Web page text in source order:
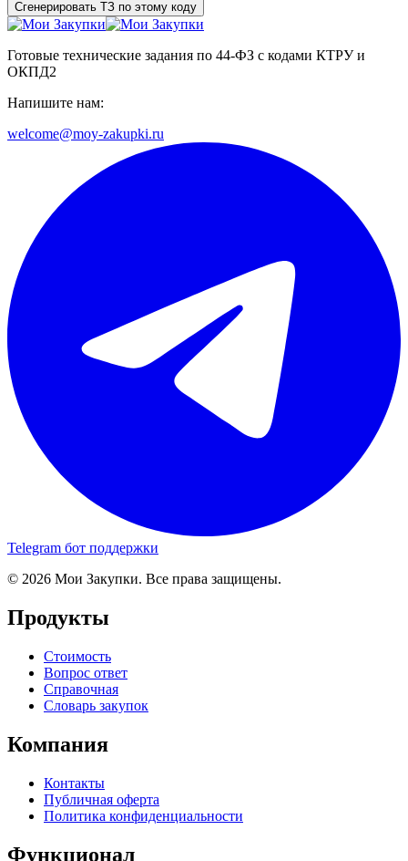
Сгенерировать ТЗ по этому коду
Готовые технические задания по 44-ФЗ с кодами КТРУ и
ОКПД2
Напишите нам:
welcome@moy-zakupki.ru
Telegram бот поддержки
© 2026 Мои Закупки. Все права защищены.
Продукты
Стоимость
Вопрос ответ
Справочная
Словарь закупок
Компания
Контакты
Публичная оферта
Политика конфиденциальности
Функционал